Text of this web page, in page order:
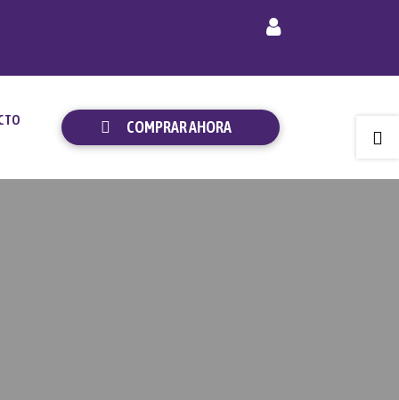
COMPRAR AHORA
